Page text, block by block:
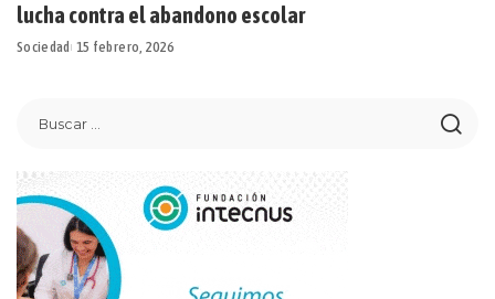
lucha contra el abandono escolar
Sociedad 15 febrero, 2026